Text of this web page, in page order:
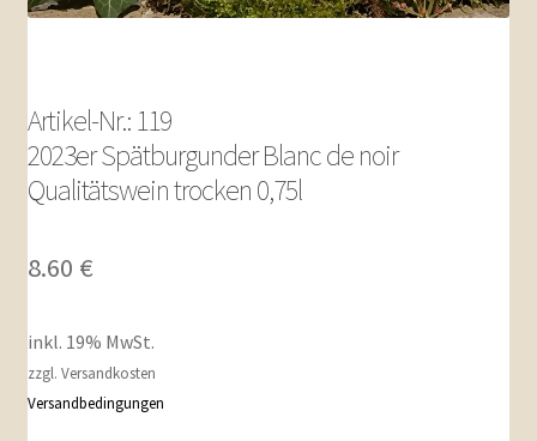
Artikel-Nr.: 119
2023er Spätburgunder Blanc de noir
Qualitätswein trocken 0,75l
8.60 €
inkl. 19% MwSt.
zzgl. Versandkosten
Versandbedingungen